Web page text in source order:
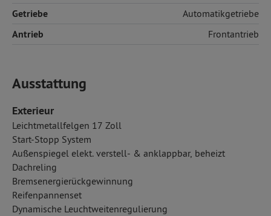
Getriebe Automatikgetriebe
Antrieb Frontantrieb
Ausstattung
Exterieur
Leichtmetallfelgen 17 Zoll
Start-Stopp System
Außenspiegel elekt. verstell- & anklappbar, beheizt
Dachreling
Bremsenergierückgewinnung
Reifenpannenset
Dynamische Leuchtweitenregulierung